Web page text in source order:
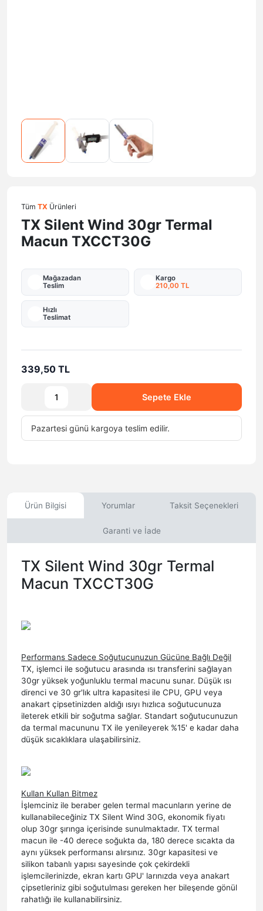
Tüm TX Ürünleri
TX Silent Wind 30gr Termal
Macun TXCCT30G
Mağazadan
Teslim
Kargo
210,00 TL
Hızlı
Teslimat
339,50 TL
Sepete Ekle
Pazartesi günü kargoya teslim edilir.
Ürün Bilgisi Yorumlar Taksit Seçenekleri
Garanti ve İade
TX Silent Wind 30gr Termal
Macun TXCCT30G
Performans Sadece Soğutucunuzun Gücüne Bağlı Değil
TX, işlemci ile soğutucu arasında ısı transferini sağlayan
30gr yüksek yoğunluklu termal macunu sunar. Düşük ısı
direnci ve 30 gr'lık ultra kapasitesi ile CPU, GPU veya
anakart çipsetinizden aldığı ısıyı hızlıca soğutucunuza
ileterek etkili bir soğutma sağlar. Standart soğutucunuzun
da termal macununu TX ile yenileyerek %15' e kadar daha
düşük sıcaklıklara ulaşabilirsiniz.
Kullan Kullan Bitmez
İşlemciniz ile beraber gelen termal macunların yerine de
kullanabileceğiniz TX Silent Wind 30G, ekonomik fiyatı
olup 30gr şırınga içerisinde sunulmaktadır. TX termal
macun ile -40 derece soğukta da, 180 derece sıcakta da
aynı yüksek performansı alırsınız. 30gr kapasitesi ve
silikon tabanlı yapısı sayesinde çok çekirdekli
işlemcilerinizde, ekran kartı GPU' larınızda veya anakart
çipsetleriniz gibi soğutulması gereken her bileşende gönül
rahatlığı ile kullanabilirsiniz.